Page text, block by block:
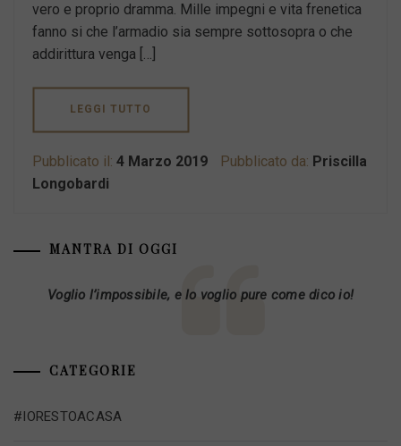
vero e proprio dramma. Mille impegni e vita frenetica
fanno si che l’armadio sia sempre sottosopra o che
addirittura venga […]
LEGGI TUTTO
Pubblicato il: 4 Marzo 2019 Pubblicato da: Priscilla
Longobardi
MANTRA DI OGGI
Voglio l’impossibile, e lo voglio pure come dico io!
CATEGORIE
#IORESTOACASA